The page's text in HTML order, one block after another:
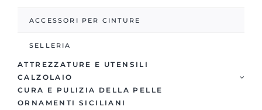
ACCESSORI PER CINTURE
SELLERIA
ATTREZZATURE E UTENSILI
CALZOLAIO
CURA E PULIZIA DELLA PELLE
ORNAMENTI SICILIANI